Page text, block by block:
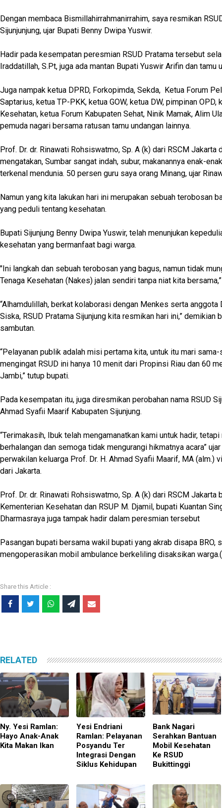
Dengan membaca Bismillahirrahmanirrahim, saya resmikan
Sijunjunjung, ujar Bupati Benny Dwipa Yuswir.
Hadir pada kesempatan peresmian RSUD Pratama tersebut
Iraddatillah, S.Pt, juga ada mantan Bupati Yuswir Arifin dan tamu
Juga nampak ketua DPRD, Forkopimda, Sekda, Ketua Forum
Saptarius, ketua TP-PKK, ketua GOW, ketua DW, pimpinan OPD,
Kesehatan, ketua Forum Kabupaten Sehat, Ninik Mamak, Alim
pemuda nagari bersama ratusan tamu undangan lainnya.
Prof. Dr. dr. Rinawati Rohsiswatmo, Sp. A (k) dari RSCM Jakarta
mengatakan, Sumbar sangat indah, subur, makanannya enak-
terkenal mendunia. 50 persen guru saya orang Minang, ujar
Namun yang kita lakukan hari ini merupakan sebuah terobosan
yang peduli tentang kesehatan.
Bupati Sijunjung Benny Dwipa Yuswir, telah menunjukan
kesehatan yang bermanfaat bagi warga.
"Ini langkah dan sebuah terobosan yang bagus, namun tidak
Tenaga Kesehatan (Nakes) jalan sendiri tanpa niat kita
“Alhamdulillah, berkat kolaborasi dengan Menkes serta anggota
Siska, RSUD Pratama Sijunjung kita resmikan hari ini,” demikian
sambutan.
“Pelayanan publik adalah misi pertama kita, untuk itu mari
mengingat RSUD ini hanya 10 menit dari Propinsi Riau dan 60
Jambi,” tutup bupati.
Pada kesempatan itu, juga diresmikan perobahan nama RSUD
Ahmad Syafii Maarif Kabupaten Sijunjung.
“Terimakasih, Ibuk telah mengamanatkan kami untuk hadir,
berhalangan dan semoga tidak mengurangi hikmatnya acara”
perwakilan keluarga Prof. Dr. H. Ahmad Syafii Maarif, MA (alm.)
dari Jakarta.
Prof. Dr. dr. Rinawati Rohsiswatmo, Sp. A (k) dari RSCM Jakarta
Kementerian Kesehatan dan RSUP M. Djamil, bupati Kuantan
Dharmasraya juga tampak hadir dalam peresmian tersebut
Pasangan bupati bersama wakil bupati yang akrab disapa BRO,
mengoperasikan mobil ambulance berkeliling disaksikan
RELATED
Ny. Yesi Ramlan:
Hayo Anak-Anak
Kita Makan Ikan
Yesi Endriani
Ramlan: Pelayanan
Posyandu Ter
Integrasi Dengan
Siklus Kehidupan
Bank Nagari
Serahkan Bantuan
Mobil Kesehatan
Ke RSUD
Bukittinggi